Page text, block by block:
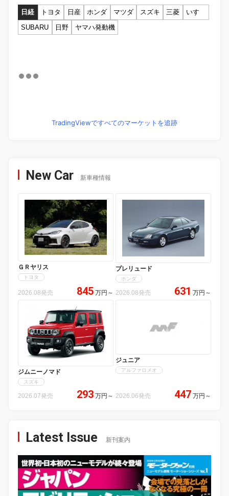
日経 トヨタ 日産 ホンダ マツダ スズキ 三菱
いすゞ
SUBARU
日野 ヤマハ発動機
TradingViewですべてのマーケットを追跡
New Car 新車種情報
ＧＲヤリス
トヨタ
2026.08発売 845 万円 ～
プレリュード
ホンダ
2026.08発売 631 万円 ～
ジムニーノマド
スズキ
2026.07発売 293 万円 ～
ジュニア
アルファロメオ
2026.06発売 447 万円 ～
Latest Issue 新刊案内